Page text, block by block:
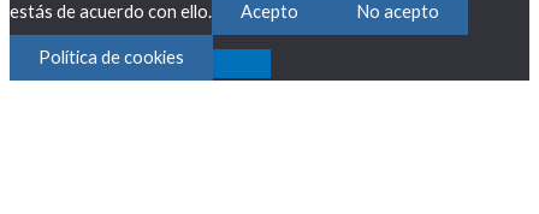
estás de acuerdo con ello.
Acepto No acepto
Política de cookies